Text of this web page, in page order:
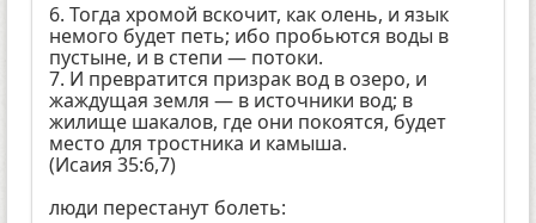
6. Тогда хромой вскочит, как олень, и язык
немого будет петь; ибо пробьются воды в
пустыне, и в степи — потоки.
7. И превратится призрак вод в озеро, и
жаждущая земля — в источники вод; в
жилище шакалов, где они покоятся, будет
место для тростника и камыша.
(Исаия 35:6,7)
люди перестанут болеть: